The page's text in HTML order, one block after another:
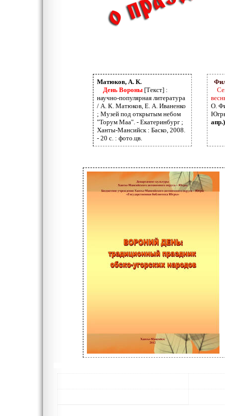
Матюков, А. К.
День Вороны[Текст] :
научно-популярная литература
/ А. К. Матюков, Е. А. Иваненко
; Музей под открытым небом
"Торум Маа". - Екатеринбург ;
Ханты-Мансийск : Баско, 2008.
- 20 с. : фото.цв.
О.
апр.)